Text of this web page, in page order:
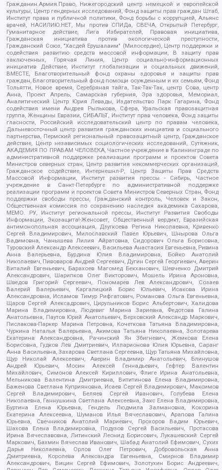
Гражданин.Армия.Право, Нижегородский центр немецкой и европейской
культуры, Центр гендерных исследований, Фонд защиты прав граждан Штаб,
Институт права и публичной политики, Фонд борьбы с коррупцией, Альянс
врачей, НАСИЛИЮ.НЕТ, Мы против СПИДа, СВЕЧА, Открытый Петербург,
Гуманитарное действие, Лига Избирателей, Правовая инициатива,
Гражданская инициатива против экологической преступности,
Гражданский Союз, "Хасдей Ерушалаим" (Милосердие), Центр поддержки и
содействия развитию средств массовой информации, В защиту прав
заключенных, Горячая Линия, Центр социально-информационных
инициатив Действие, Институт глобализации и социальных движений,
ВМЕСТЕ, Благотворительный фонд охраны здоровья и защиты прав
граждан, Благотворительный фонд помощи осужденным и их семьям, Фонд
Тольятти, Новое время, Серебряная тайга, Так-Так-Так, центр Сова, центр
Анна, Проект Апрель, Самарская губерния, Эра здоровья, Мемориал,
Аналитический Центр Юрия Левады, Издательство Парк Гагарина, Фонд
содействия имени Андрея Рылькова, Сфера, Уральская правозащитная
группа, Женщины Евразии, СИБАЛЬТ, Институт прав человека, Фонд защиты
гласности, Российский исследовательский центр по правам человека,
Дальневосточный центр развития гражданских инициатив и социального
партнерства, Пермский региональный правозащитный центр, Гражданское
действие, Центр независимых социологических исследований, Сутяжник,
АКАДЕМИЯ ПО ПРАВАМ ЧЕЛОВЕКА, Частное учреждение в Калининграде по
административной поддержке реализации программ и проектов Совета
Министров северных стран, Центр развития некоммерческих организаций,
Гражданское содействие, Интернешнл-Р, Центр Защиты Прав Средств
Массовой Информации, Институт развития прессы - Сибирь, Частное
учреждение в Санкт-Петербурге по административной поддержке
реализации программ и проектов Совета Министров Северных Стран, Фонд
поддержки свободы прессы, Гражданский контроль, Человек и Закон,
Общественная комиссия по сохранению наследия академика Сахарова,
МЕМО. РУ, Институт региональной прессы, Институт Развития Свободы
Информации, Экозащита!-Женсовет, Общественный вердикт, Евразийская
антимонопольная ассоциация, Дзугкоева Регина Николаевна, Кривенко
Сергей Владимирович, Милославский Павел Юрьевич, Шнырова Ольга
Вадимовна, Чанышева Лилия Айратовна, Сидорович Ольга Борисовна,
Туровский Александр Алексеевич, Васильева Анастасия Евгеньевна, Ривина
Анна Валерьевна, Бурдина Юлия Владимировна, Бойко Анатолий
Николаевич, Пивоваров Андрей Сергеевич, Дугин Сергей Георгиевич, Аверин
Виталий Евгеньевич, Барахоев Магомед Бекханович, Шевченко Дмитрий
Александрович, Шарипков Олег Викторович, Мошель Ирина Ароновна,
Шведов Григорий Сергеевич, Пономарев Лев Александрович, Созаев
Валерий Валерьевич, Каргалицкий Борис Юльевич, Исакова Ирина
Александровна, Исламов Тимур Рифгатович, Романова Ольга Евгеньевна,
Щаров Сергей Алексадрович, Цирульников Борис Альбертович, Халидова
Марина Владимировна, Людевиг Марина Зариевна, Федотова Галина
Анатольевна, Паутов Юрий Анатольевич, Верховский Александр Маркович,
Пислакова-Паркер Марина Петровна, Кочеткова Татьяна Владимировна,
Чуркина Наталья Валерьевна, Акимова Татьяна Николаевна, Золотарева
Екатерина Александровна, Рачинский Ян Збигневич, Жемкова Елена
Борисовна, Гудков Лев Дмитриевич, Илларионова Юлия Юрьевна, Саранг
Анна Васильевна, Захарова Светлана Сергеевна, Щур Татьяна Михайловна,
Щур Николай Алексеевич, Аверин Владимир Анатольевич, Блинушов
Андрей Юрьевич, Мосин Алексей Геннадьевич, Гефтер Валентин
Михайлович, Симонов Алексей Кириллович, Флиге Ирина Анатольевна,
Мельникова Валентина Дмитриевна, Вититинова Елена Владимировна,
Баженова Светлана Куприяновна, Исаев Сергей Владимирович, Максимов
Сергей Владимирович, Беляев Сергей Иванович, Голубева Елена
Николаевна, Ганнушкина Светлана Алексеевна, Закс Елена Владимировна,
Буртина Елена Юрьевна, Гендель Людмила Залмановна, Кокорина
Екатерина Алексеевна, Шуманов Илья Вячеславович, Арапова Галина
Юрьевна, Свечников Анатолий Мариевич, Прохоров Вадим Юрьевич,
Шахова Елена Владимировна, Подузов Сергей Васильевич, Протасова
Ирина Вячеславовна, Литинский Леонид Борисович, Лукашевский Сергей
Маркович, Бахмин Вячеслав Иванович, Шабад Анатолий Ефимович, Сухих
Дарья Николаевна, Орлов Олег Петрович, Добровольская Анна
Дмитриевна, Королева Александра Евгеньевна, Смирнов Владимир
Александрович, Вицин Сергей Ефимович, Золотухин Борис Андреевич,